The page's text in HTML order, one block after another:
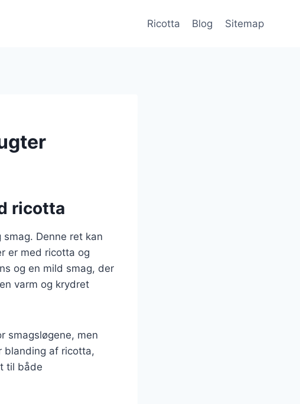
Ricotta Blog Sitemap
ricotta
Denne ret kan
er med ricotta og
og en mild smag, der
varm og krydret
smagsløgene, men
blanding af ricotta,
til både